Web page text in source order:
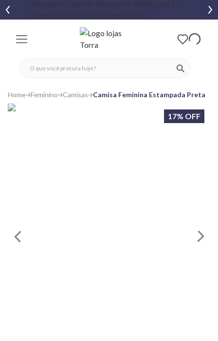
ver
fechar menu
fechar menu
favoritos
Home Feminino Camisas Camisa Feminina Estampada Preta
17% OFF